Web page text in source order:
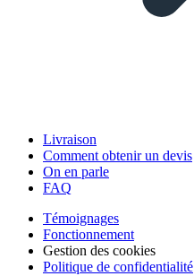
Livraison
Comment obtenir un devis
On en parle
FAQ
Témoignages
Fonctionnement
Gestion des cookies
Politique de confidentialité